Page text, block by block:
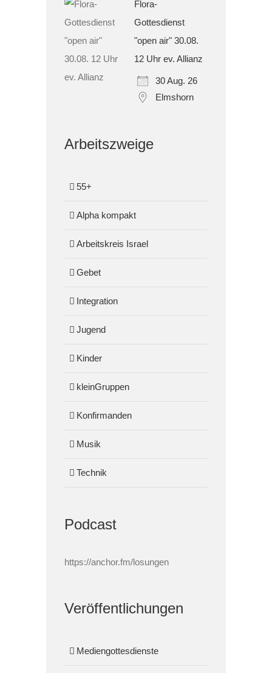
Flora-
Gottesdienst
"open air" 30.08.
12 Uhr ev. Allianz
30 Aug. 26
Elmshorn
Arbeitszweige
55+
Alpha kompakt
Arbeitskreis Israel
Gebet
Integration
Jugend
Kinder
kleinGruppen
Konfirmanden
Musik
Technik
Podcast
https://anchor.fm/losungen
Veröffentlichungen
Mediengottesdienste